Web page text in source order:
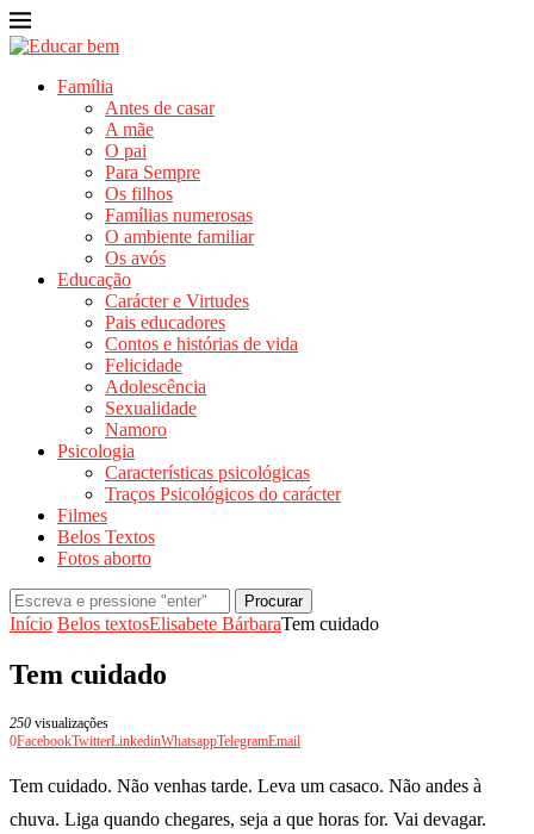
Família
Antes de casar
A mãe
O pai
Para Sempre
Os filhos
Famílias numerosas
O ambiente familiar
Os avós
Educação
Carácter e Virtudes
Pais educadores
Contos e histórias de vida
Felicidade
Adolescência
Sexualidade
Namoro
Psicologia
Características psicológicas
Traços Psicológicos do carácter
Filmes
Belos Textos
Fotos aborto
Procurar
Início Belos textosElisabete BárbaraTem cuidado
Tem cuidado
250 visualizações
0FacebookTwitterLinkedinWhatsappTelegramEmail
Tem cuidado. Não venhas tarde. Leva um casaco. Não andes à
chuva. Liga quando chegares, seja a que horas for. Vai devagar.